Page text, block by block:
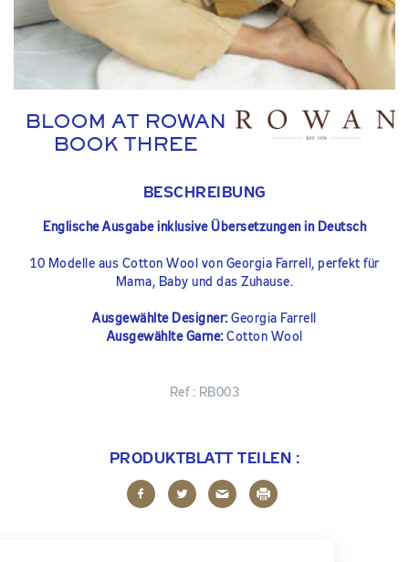
BLOOM AT ROWAN
BOOK THREE
BESCHREIBUNG
Englische Ausgabe inklusive Übersetzungen in Deutsch
10 Modelle aus Cotton Wool von Georgia Farrell, perfekt für
Mama, Baby und das Zuhause.
Ausgewählte Designer: Georgia Farrell
Ausgewählte Garne: Cotton Wool
Ref : RB003
PRODUKTBLATT TEILEN :